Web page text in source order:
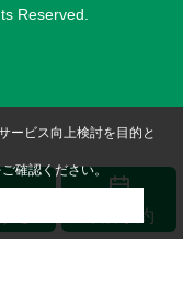
Reserved.
来店予約
ービス向上検討を目的と
確認ください。